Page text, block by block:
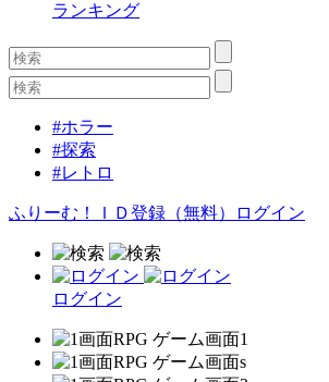
ランキング
#ホラー
#探索
#レトロ
ふりーむ！ＩＤ登録（無料） ログイン
ログイン